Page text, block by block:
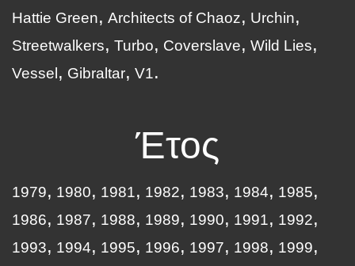
Hattie Green
Architects of Chaoz
Urchin
Streetwalkers
Turbo Coverslave
Wild Lies
Vessel
Gibraltar V1
Έτος
1979 1980 1981 1982 1983 1984
1985
1986
1987 1988 1989 1990 1991
1992
1993
1994 1995 1996 1997 1998
1999